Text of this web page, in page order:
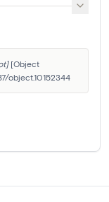
[Object
object.10152344